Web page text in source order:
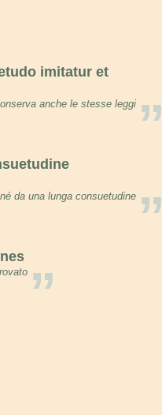
imitatur et
”
anche le stesse leggi
”
da una lunga consuetudine
”